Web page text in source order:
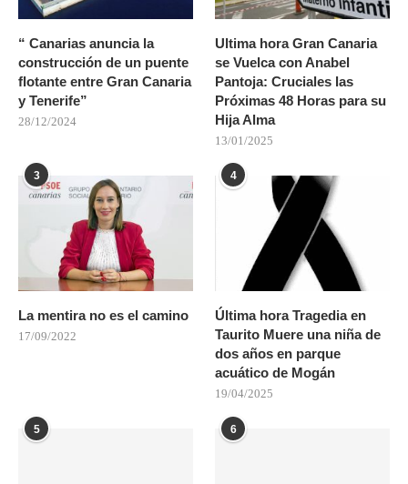
“ Canarias anuncia la
construcción de un puente
flotante entre Gran Canaria
y Tenerife”
28/12/2024
Ultima hora Gran Canaria
se Vuelca con Anabel
Pantoja: Cruciales las
Próximas 48 Horas para su
Hija Alma
13/01/2025
3
La mentira no es el camino
17/09/2022
4
Última hora Tragedia en
Taurito Muere una niña de
dos años en parque
acuático de Mogán
19/04/2025
5 6